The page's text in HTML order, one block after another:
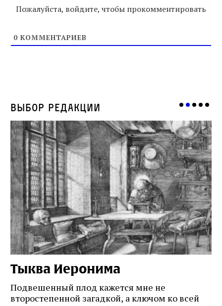
Пожалуйста, войдите, чтобы прокомментировать
0 КОММЕНТАРИЕВ
Выбор редакции
Тыква Иеронима
Подвешенный плод кажется мне не
второстепенной загадкой, а ключом ко всей